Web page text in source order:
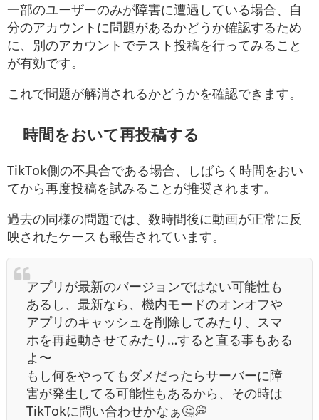
一部のユーザーのみが障害に遭遇している場合、自
分のアカウントに問題があるかどうか確認するため
に、別のアカウントでテスト投稿を行ってみること
が有効です。
これで問題が解消されるかどうかを確認できます。
時間をおいて再投稿する
TikTok側の不具合である場合、しばらく時間をおい
てから再度投稿を試みることが推奨されます。
過去の同様の問題では、数時間後に動画が正常に反
映されたケースも報告されています。
アプリが最新のバージョンではない可能性も
あるし、最新なら、機内モードのオンオフや
アプリのキャッシュを削除してみたり、スマ
ホを再起動させてみたり…すると直る事もある
よ〜
もし何をやってもダメだったらサーバーに障
害が発生してる可能性もあるから、その時は
TikTokに問い合わせかなぁ🤔💭